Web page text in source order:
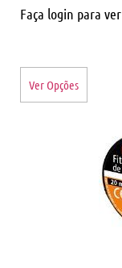
Faça login para
Ver Opções